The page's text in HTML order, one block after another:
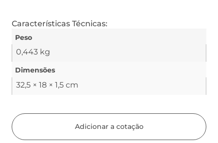
Características Técnicas:
Peso
0,443 kg
Dimensões
32,5 × 18 × 1,5 cm
Adicionar a cotação